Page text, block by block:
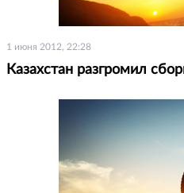
1 июня 2012, 22:28
Казахстан разгромил